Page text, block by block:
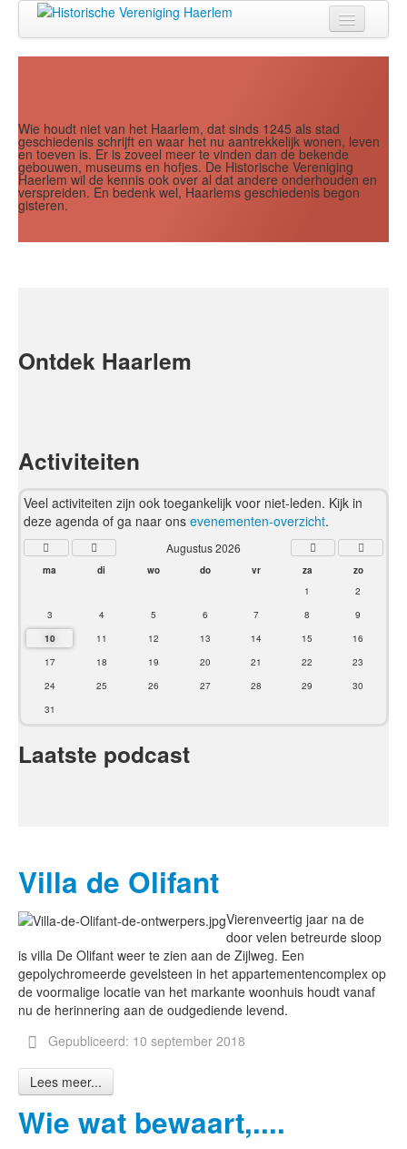
Zien
Lezen
Over ons
Wie houdt niet van het Haarlem, dat sinds 1245 als stad
geschiedenis schrijft en waar het nu aantrekkelijk wonen, leven
en toeven is. Er is zoveel meer te vinden dan de bekende
gebouwen, museums en hofjes. De Historische Vereniging
Haerlem wil de kennis ook over al dat andere onderhouden en
verspreiden. En bedenk wel, Haarlems geschiedenis begon
gisteren.
Ontdek Haarlem
Activiteiten
Veel activiteiten zijn ook toegankelijk voor niet-leden. Kijk in
deze agenda of ga naar ons evenementen-overzicht.
Jaar Maand Jaar
Maand
Augustus 2026
ma di wo do vr za
zo
1
2
3
4 5 6 7 8
9
10
11 12 13 14 15
16
17
18 19 20 21 22
23
24
25 26 27 28 29
30
31
Laatste podcast
Villa de Olifant
Vierenveertig jaar na de
door velen betreurde sloop
is villa De Olifant weer te zien aan de Zijlweg. Een
gepolychromeerde gevelsteen in het appartementencomplex op
de voormalige locatie van het markante woonhuis houdt vanaf
nu de herinnering aan de oudgediende levend.
Gepubliceerd: 10 september 2018
Lees meer...
Wie wat bewaart,....